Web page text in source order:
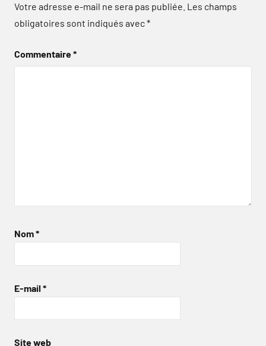
Votre adresse e-mail ne sera pas publiée. Les champs
obligatoires sont indiqués avec*
Commentaire*
Nom*
E-mail *
Site web